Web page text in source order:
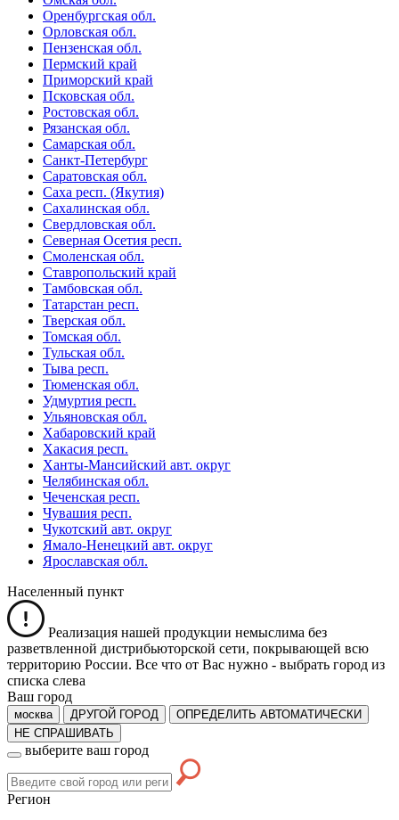
Оренбургская обл.
Орловская обл.
Пензенская обл.
Пермский край
Приморский край
Псковская обл.
Ростовская обл.
Рязанская обл.
Самарская обл.
Санкт-Петербург
Саратовская обл.
Саха респ. (Якутия)
Сахалинская обл.
Свердловская обл.
Северная Осетия респ.
Смоленская обл.
Ставропольский край
Тамбовская обл.
Татарстан респ.
Тверская обл.
Томская обл.
Тульская обл.
Тыва респ.
Тюменская обл.
Удмуртия респ.
Ульяновская обл.
Хабаровский край
Хакасия респ.
Ханты-Мансийский авт. округ
Челябинская обл.
Чеченская респ.
Чувашия респ.
Чукотский авт. округ
Ямало-Ненецкий авт. округ
Ярославская обл.
Населенный пункт
Реализация нашей продукции немыслима без
разветвленной дистрибьюторской сети, покрывающей всю
территорию России. Все что от Вас нужно - выбрать город из
списка слева
Ваш город
москва ДРУГОЙ ГОРОД
ОПРЕДЕЛИТЬ АВТОМАТИЧЕСКИ
НЕ СПРАШИВАТЬ
выберите ваш город
Регион